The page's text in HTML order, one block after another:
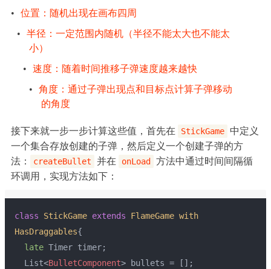
•
位置：随机出现在画布四周
•
半径：一定范围内随机（半径不能太大也不能太
小）
•
速度：随着时间推移子弹速度越来越快
•
角度：通过子弹出现点和目标点计算子弹移动
的角度
接下来就一步一步计算这些值，首先在 StickGame
中定义
一个集合存放创建的子弹，然后定义一个创建子弹的方
法：
createBullet 并在 onLoad
方法中通过时间间隔循
环调用，实现方法如下：
class StickGame extends FlameGame with
HasDraggables{
late Timer timer;
  List
<BulletComponent> bullets = [];